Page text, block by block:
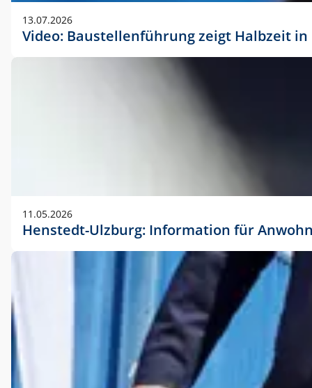
13.07.2026
Video: Baustellenführung zeigt Halbzeit
11.05.2026
Henstedt-Ulzburg: Information für